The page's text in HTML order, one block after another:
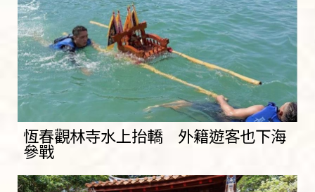
恆春觀林寺水上抬轎 外籍遊客也下海
參戰